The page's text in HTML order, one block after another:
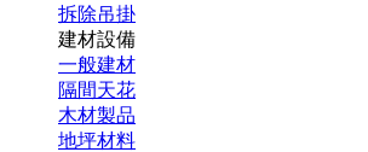
拆除吊掛
建材設備
一般建材
隔間天花
木材製品
地坪材料